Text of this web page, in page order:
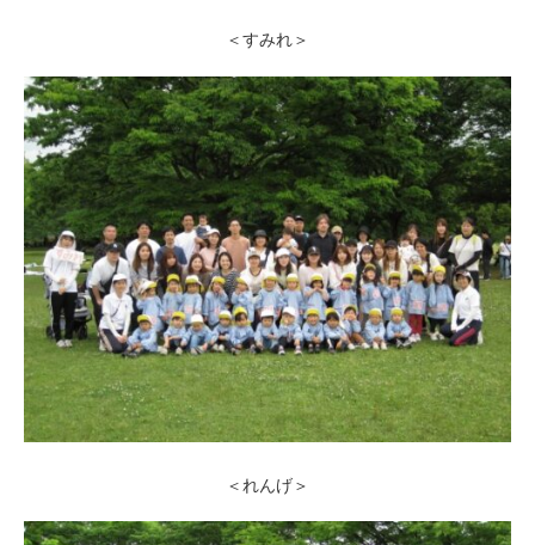
＜すみれ＞
＜れんげ＞